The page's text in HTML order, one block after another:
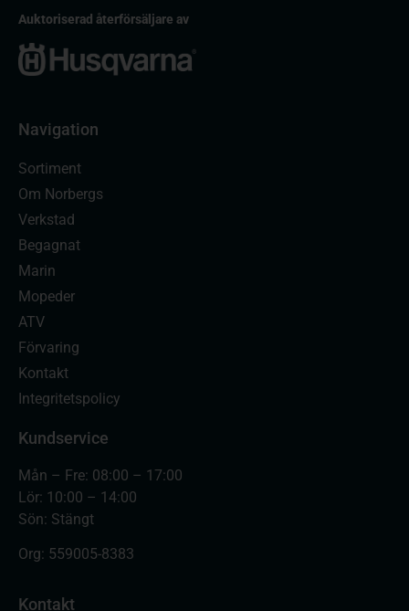
Auktoriserad återförsäljare av
Navigation
Sortiment
Om Norbergs
Verkstad
Begagnat
Marin
Mopeder
ATV
Förvaring
Kontakt
Integritetspolicy
Kundservice
Mån – Fre: 08:00 – 17:00
Lör: 10:00 – 14:00
Sön: Stängt
Org: 559005-8383
Kontakt